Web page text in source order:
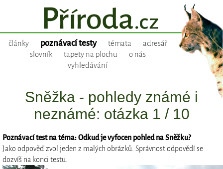
články poznávací testy témata
adresář
slovník
tapety na plochu
o nás
vyhledávání
Sněžka - pohledy známé i
neznámé: otázka 1 / 10
Poznávací test na téma: Odkud je vyfocen pohled na Sněžku?
Jako odpověď zvol jeden z malých obrázků. Správnost odpovědí se
dozvíš na konci testu.